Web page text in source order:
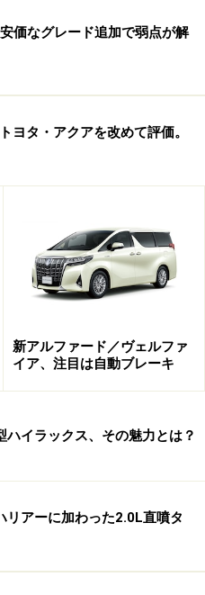
価なグレード追加で弱点が解
ヨタ・アクアを改めて評価。
新アルファード／ヴェルファ
イア、注目は自動ブレーキ
ハイラックス、その魅力とは？
リアーに加わった2.0L直噴タ